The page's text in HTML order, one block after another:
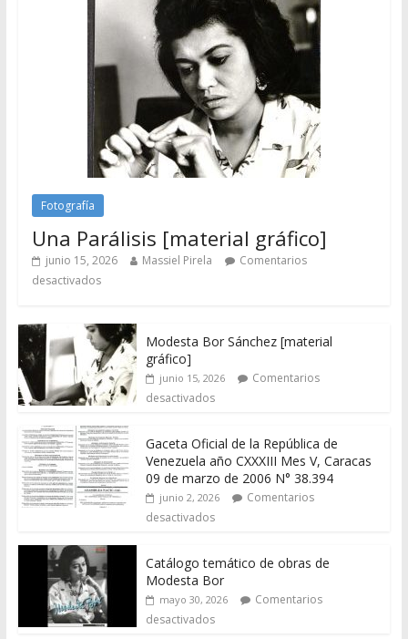
Fotografía
Una Parálisis [material gráfico]
junio 15, 2026 Massiel Pirela
Comentarios
desactivados
Modesta Bor Sánchez [material
gráfico]
junio 15, 2026
Comentarios
desactivados
Gaceta Oficial de la República de
Venezuela año CXXXIII Mes V, Caracas
09 de marzo de 2006 N° 38.394
junio 2, 2026
Comentarios
desactivados
Catálogo temático de obras de
Modesta Bor
mayo 30, 2026
Comentarios
desactivados